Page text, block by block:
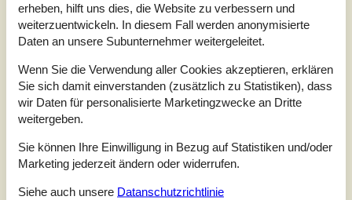
4,0
2 externe Bewertungen
3,0
Einchecken: 4 Reinigung: Komfort:
Einrichtungen:
4 Lage: 5
Schön gelegenes Ferienhaus mit Terrasse und großen
erheben, hilft uns dies, die Website zu verbessern und
weiterzuentwickeln. In diesem Fall werden anonymisierte
Daten an unsere Subunternehmer weitergeleitet.
Wenn Sie die Verwendung aller Cookies akzeptieren, erklären
Sie sich damit einverstanden (zusätzlich zu Statistiken), dass
wir Daten für personalisierte Marketingzwecke an Dritte
weitergeben.
Sie können Ihre Einwilligung in Bezug auf Statistiken und/oder
Marketing jederzeit ändern oder widerrufen.
Siehe auch unsere Datanschutzrichtlinie